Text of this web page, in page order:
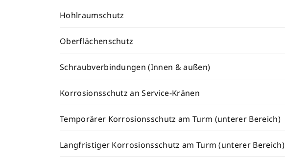
Hohlraumschutz
Oberflächenschutz
Schraubverbindungen (Innen & außen)
Korrosionsschutz an Service-Kränen
Temporärer Korrosionsschutz am Turm (unterer Bereich)
Langfristiger Korrosionsschutz am Turm (unterer Bereich)